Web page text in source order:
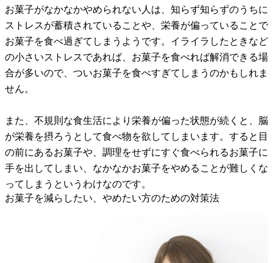
お菓子がなかなかやめられない人は、知らず知らずのうちに
ストレスが蓄積されていることや、栄養が偏っていることで
お菓子を食べ過ぎてしまうようです。イライラしたときなど
の小さいストレスであれば、お菓子を食べれば解消できる場
合が多いので、ついお菓子を食べすぎてしまうのかもしれま
せん。
また、不規則な食生活により栄養が偏った状態が続くと、脳
が栄養を摂ろうとして食べ物を欲してしまいます。すると目
の前にあるお菓子や、調理をせずにすぐ食べられるお菓子に
手を出してしまい、なかなかお菓子をやめることが難しくな
ってしまうというわけなのです。
お菓子を減らしたい、やめたい方のための対策法